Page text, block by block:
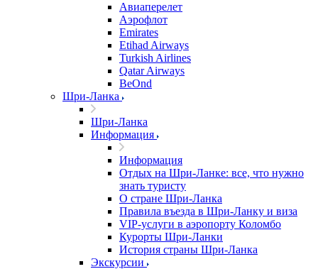
Авиаперелет
Аэрофлот
Emirates
Etihad Airways
Turkish Airlines
Qatar Airways
BeOnd
Шри-Ланка
Шри-Ланка
Информация
Информация
Отдых на Шри-Ланке: все, что нужно
знать туристу
О стране Шри-Ланка
Правила въезда в Шри-Ланку и виза
VIP-услуги в аэропорту Коломбо
Курорты Шри-Ланки
История страны Шри-Ланка
Экскурсии